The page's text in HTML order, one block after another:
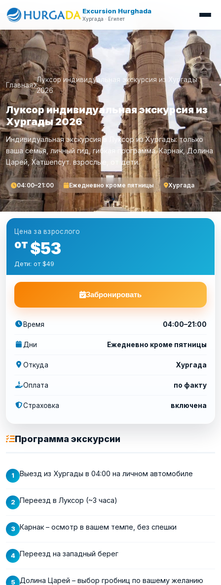
Excursion Hurghada
Хургада · Египет
Главная
Луксор индивидуальная экскурсия из Хургады
2026
Луксор индивидуальная экскурсия из
Хургады 2026
Индивидуальная экскурсия в Луксор из Хургады: только
ваша семья, личный гид, гибкая программа. Карнак, Долина
Царей, Хатшепсут. взрослые, от дети.
04:00–21:00 Ежедневно кроме пятницы Хургада
Программа экскурсии
Выезд из Хургады в 04:00 на личном автомобиле
Переезд в Луксор (~3 часа)
Карнак – осмотр в вашем темпе, без спешки
Переезд на западный берег
Долина Царей – выбор гробниц по вашему желанию
Цена за взрослого
от $53
Дети: от $49
Забронировать
Время 04:00–21:00
Дни Ежедневно кроме пятницы
Откуда Хургада
Оплата по факту
Страховка включена